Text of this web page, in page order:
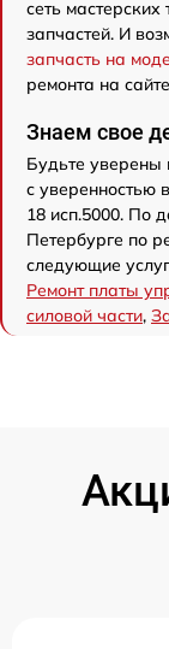
сеть
запчастей. И
запчасть на
ремонта на
Знаем свое
Будьте уверены
с уверенностью
18 исп.5000. По
Петербурге по
следующие
Ремонт платы
силовой части,